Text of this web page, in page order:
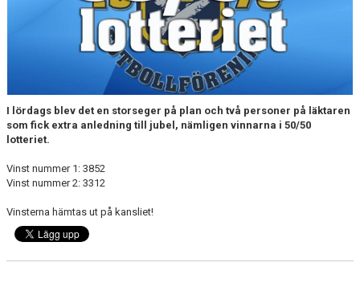
I lördags blev det en storseger på plan och två personer på läktaren
som fick extra anledning till jubel, nämligen vinnarna i 50/50
lotteriet.
Vinst nummer 1: 3852
Vinst nummer 2: 3312
Vinsterna hämtas ut på kansliet!